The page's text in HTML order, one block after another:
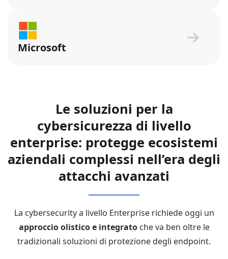
Microsoft
Le soluzioni per la
cybersicurezza di livello
enterprise: protegge ecosistemi
aziendali complessi nell’era degli
attacchi avanzati
La cybersecurity a livello Enterprise richiede oggi un
approccio olistico e integratoche va ben oltre le
tradizionali soluzioni di protezione degli endpoint.